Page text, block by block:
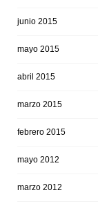
junio 2015
mayo 2015
abril 2015
marzo 2015
febrero 2015
mayo 2012
marzo 2012